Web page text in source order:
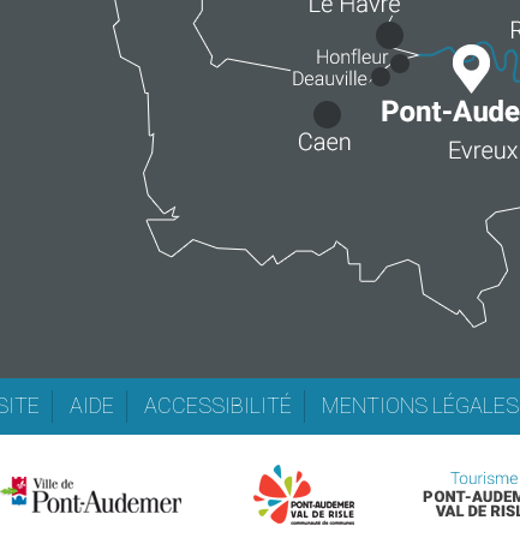
AIDE ACCESSIBILITÉ MENTIONS LÉGALES